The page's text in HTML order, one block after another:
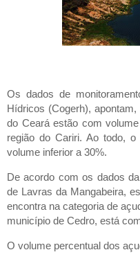
Os dados de
Hídricos (Cogerh),
do Ceará estão com
região do Cariri. Ao todo,
volume inferior a 30%.
De acordo com os dados
de Lavras da Mangabeira,
encontra na categoria de
município de Cedro, está
O volume percentual dos